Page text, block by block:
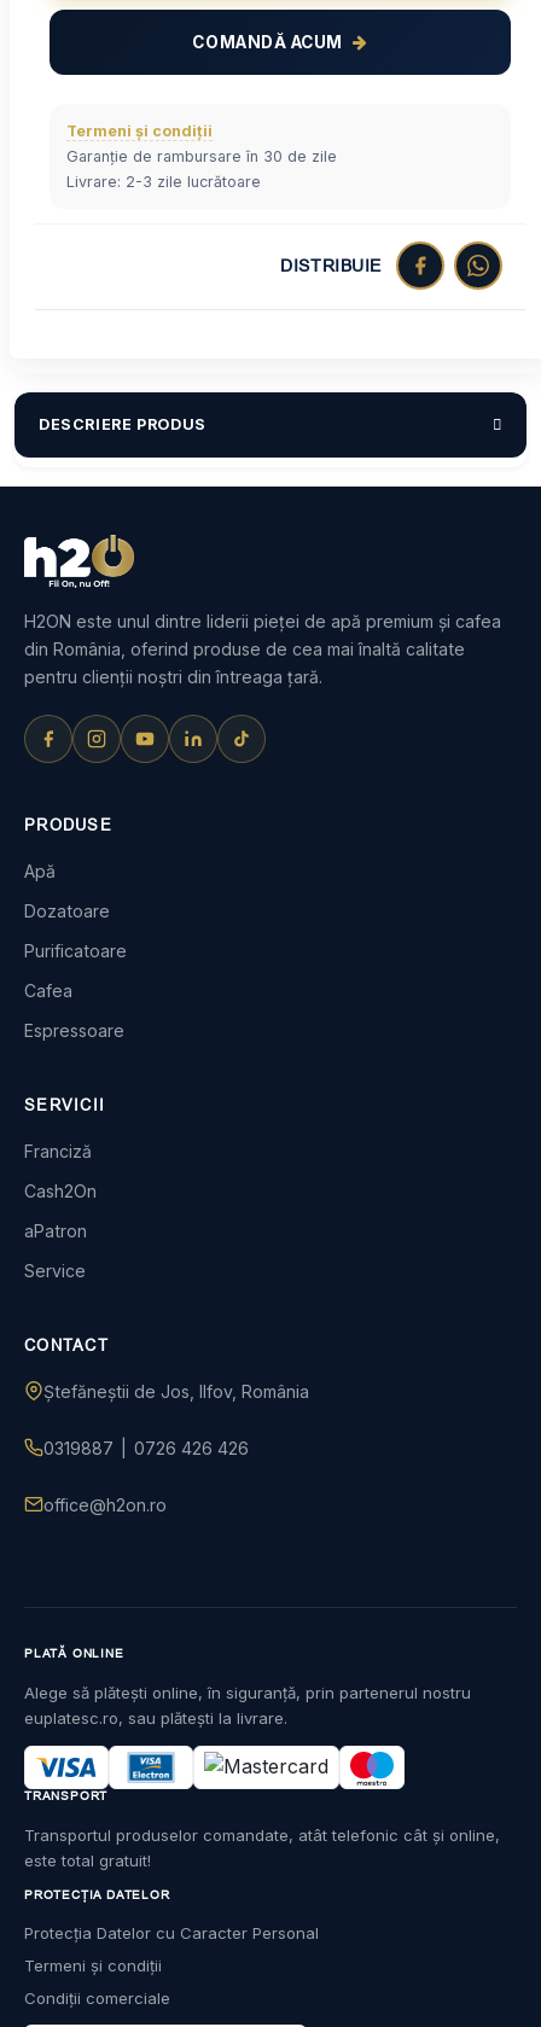
COMANDĂ ACUM
Termeni și condiții
Garanție de rambursare în 30 de zile
Livrare: 2-3 zile lucrătoare
DISTRIBUIE
DESCRIERE PRODUS
H2ON este unul dintre liderii pieței de apă premium și cafea
din România, oferind produse de cea mai înaltă calitate
pentru clienții noștri din întreaga țară.
PRODUSE
Apă
Dozatoare
Purificatoare
Cafea
Espressoare
SERVICII
Franciză
Cash2On
aPatron
Service
CONTACT
Ștefăneștii de Jos, Ilfov, România
0319887 0726 426 426
office@h2on.ro
PROTECȚIA DATELOR
Protecția Datelor cu Caracter Personal
Termeni și condiții
Condiții comerciale
PLATĂ ONLINE
Alege să plătești online, în siguranță, prin partenerul nostru
euplatesc.ro, sau plătești la livrare.
TRANSPORT
Transportul produselor comandate, atât telefonic cât și online,
este total gratuit!